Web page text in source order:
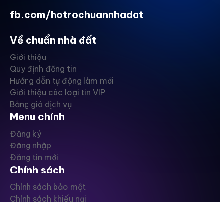
fb.com/hotrochuannhadat
Về chuẩn nhà đất
Giới thiệu
Quy định đăng tin
Hướng dẫn tự động làm mới
Giới thiệu các loại tin VIP
Bảng giá dịch vụ
Menu chính
Đăng ký
Đăng nhập
Đăng tin mới
Chính sách
Chính sách bảo mật
Chính sách khiếu nại